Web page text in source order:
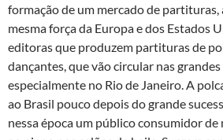
formação de um mercado de partituras,
mesma força da Europa e dos Estados
editoras que produzem partituras de
dançantes, que vão circular nas grandes
especialmente no Rio de Janeiro. A
ao Brasil pouco depois do grande
nessa época um público consumidor